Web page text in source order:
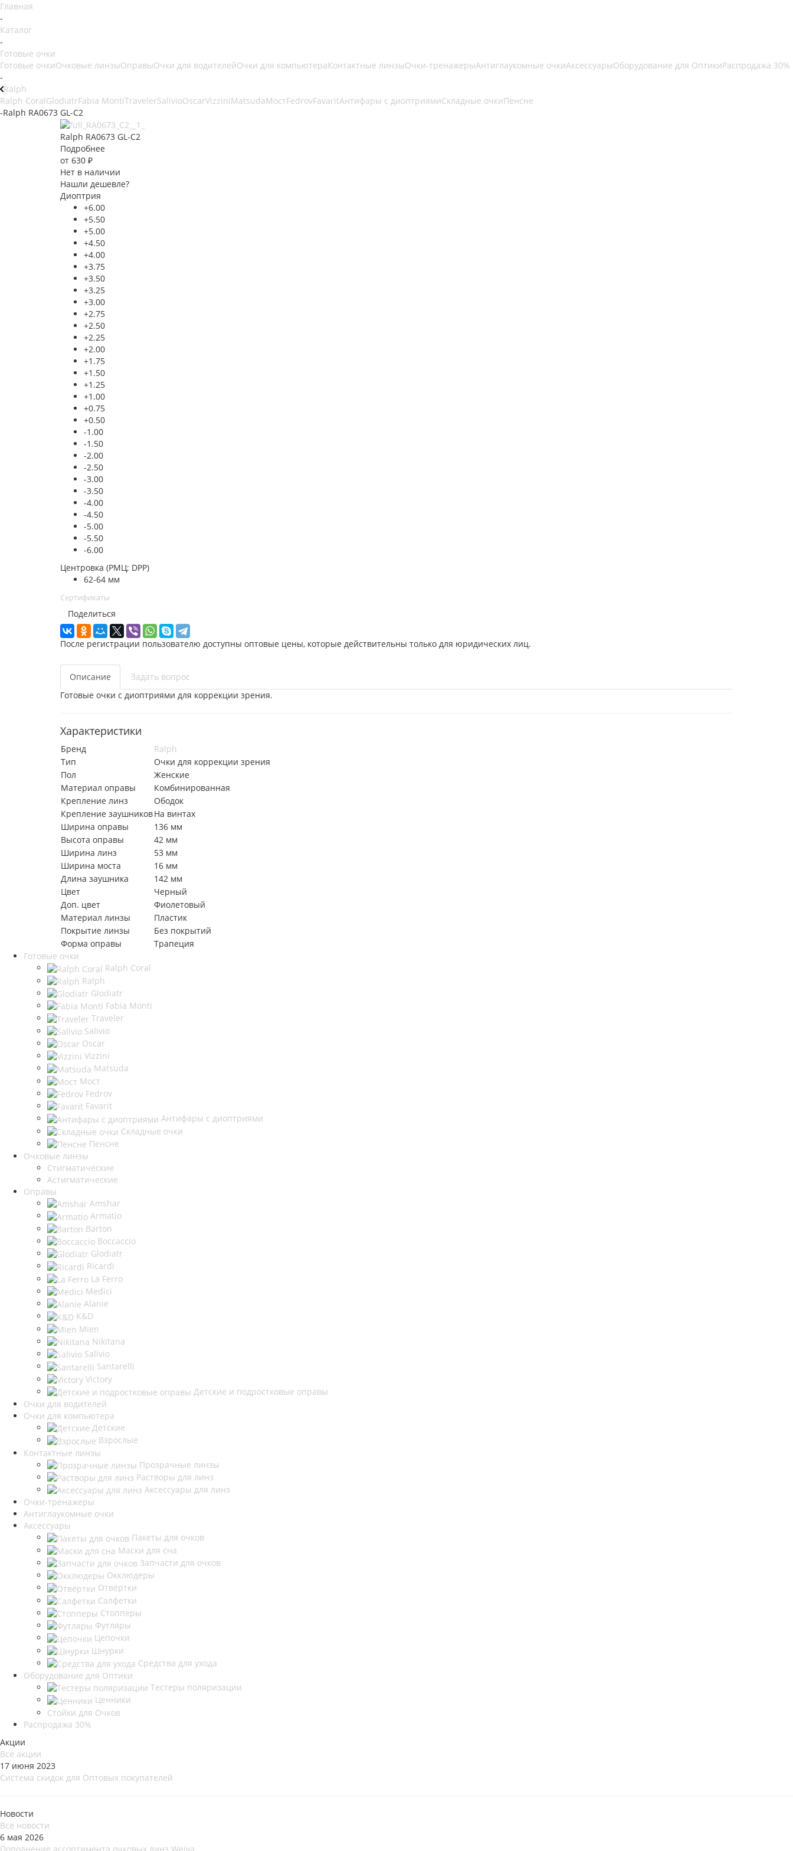
Главная
-
Каталог
-
Готовые очки
Готовые очкиОчковые линзыОправыОчки для водителейОчки для компьютераКонтактные линзыОчки-тренажерыАнтиглаукомные очкиАксессуарыОборудование для ОптикиРаспродажа 30%
-
Ralph
Ralph CoralGlodiatrFabia MontiTravelerSalivioOscarVizziniMatsudaМостFedrovFavaritАнтифары с диоптриямиСкладные очкиПенсне
-Ralph RA0673 GL-C2
Ralph RA0673 GL-C2
Подробнее
от 630 ₽
Нет в наличии
Нашли дешевле?
Диоптрия
+6.00
+5.50
+5.00
+4.50
+4.00
+3.75
+3.50
+3.25
+3.00
+2.75
+2.50
+2.25
+2.00
+1.75
+1.50
+1.25
+1.00
+0.75
+0.50
-1.00
-1.50
-2.00
-2.50
-3.00
-3.50
-4.00
-4.50
-5.00
-5.50
-6.00
Центровка (РМЦ; DPP)
62-64 мм
Сертификаты
Поделиться
После регистрации пользователю доступны оптовые цены, которые действительны только для юридических лиц.
Описание
Задать вопрос
Готовые очки с диоптриями для коррекции зрения.
Характеристики
Бренд
Ralph
Тип
Очки для коррекции зрения
Пол
Женские
Материал оправы
Комбинированная
Крепление линз
Ободок
Крепление заушниковНа винтах
Ширина оправы
136 мм
Высота оправы
42 мм
Ширина линз
53 мм
Ширина моста
16 мм
Длина заушника
142 мм
Цвет
Черный
Доп. цвет
Фиолетовый
Материал линзы
Пластик
Покрытие линзы
Без покрытий
Форма оправы
Трапеция
Готовые очки
Ralph Coral
Ralph
Glodiatr
Fabia Monti
Traveler
Salivio
Oscar
Vizzini
Matsuda
Мост
Fedrov
Favarit
Антифары с диоптриями
Складные очки
Пенсне
Очковые линзы
Стигматические
Астигматические
Оправы
Amshar
Armatio
Barton
Boccaccio
Glodiatr
Ricardi
La Ferro
Medici
Alanie
K&D
Mien
Nikitana
Salivio
Santarelli
Victory
Детские и подростковые оправы
Очки для водителей
Очки для компьютера
Детские
Взрослые
Контактные линзы
Прозрачные линзы
Растворы для линз
Аксессуары для линз
Очки-тренажеры
Антиглаукомные очки
Аксессуары
Пакеты для очков
Маски для сна
Запчасти для очков
Окклюдеры
Отвёртки
Салфетки
Стопперы
Футляры
Цепочки
Шнурки
Средства для ухода
Оборудование для Оптики
Тестеры поляризации
Ценники
Стойки для Очков
Распродажа 30%
Акции
Все акции
17 июня 2023
Система скидок для Оптовых покупателей
Новости
Все новости
6 мая 2026
Пополнение ассортимента очковых линз Weiya